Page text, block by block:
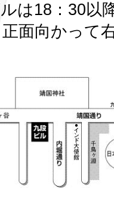
は18：30以
面向かって